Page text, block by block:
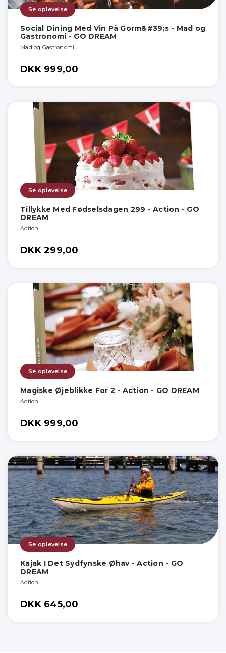
Se oplevelse
Social Dining Med Vin På Gorm&#39;s - Mad og
Gastronomi - GO DREAM
Mad og Gastronomi
DKK 999,00
Se oplevelse
Tillykke Med Fødselsdagen 299 - Action - GO
DREAM
Action
DKK 299,00
Se oplevelse
Magiske Øjeblikke For 2 - Action - GO DREAM
Action
DKK 999,00
Se oplevelse
Kajak I Det Sydfynske Øhav - Action - GO
DREAM
Action
DKK 645,00